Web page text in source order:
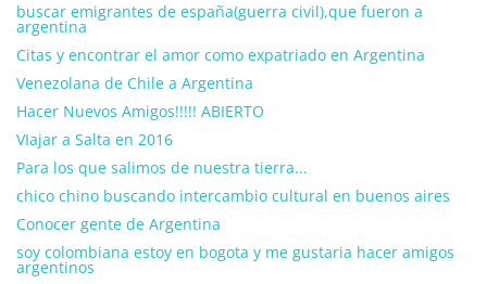
buscar emigrantes de españa(guerra civil),que fueron a
argentina
Citas y encontrar el amor como expatriado en Argentina
Venezolana de Chile a Argentina
Hacer Nuevos Amigos!!!!! ABIERTO
VIajar a Salta en 2016
Para los que salimos de nuestra tierra...
chico chino buscando intercambio cultural en buenos aires
Conocer gente de Argentina
soy colombiana estoy en bogota y me gustaria hacer amigos
argentinos